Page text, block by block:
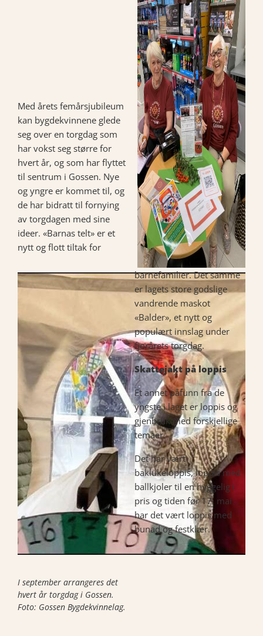
I september arrangeres det
hvert år torgdag i Gossen.
Foto: Gossen Bygdekvinnelag.
Med årets femårsjubileum
kan bygdekvinnene glede
seg over en torgdag som
har vokst seg større for
hvert år, og som har flyttet
til sentrum i Gossen. Nye
og yngre er kommet til, og
de har bidratt til fornying
av torgdagen med sine
ideer. «Barnas telt» er et
nytt og flott tiltak for
barnefamilier. Det samme
er lagets store godslige
vandrende maskot
«Balder», et nytt og
populært innslag under
fjorårets torgdag.
Skattejakt på loppis
Et annet påfunn fra de
yngste i laget er loppis og
gjenbruk med forskjellige
temaer.
Det har vært
baklukeloppis, loppis med
ballkjoler til en hyggelig i
pris og tiden før 17. mai
har det vært loppis med
bunad og festklær.